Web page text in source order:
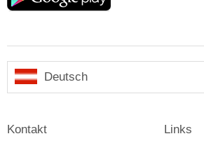
Deutsch
Kontakt Links